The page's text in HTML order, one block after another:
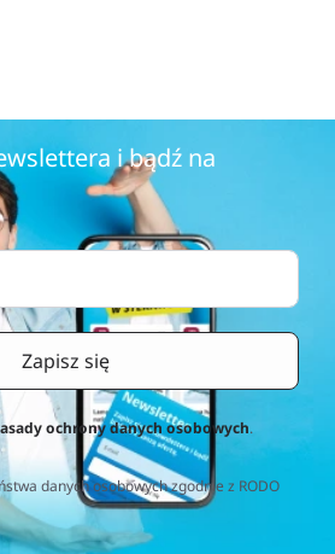
i bądź na
ochrony danych osobowych.
danych osobowych zgodnie z RODO
Danych Osobowych) odpowiedzialna
Sp. z o.o., Instalatorów 17/108, 02-237